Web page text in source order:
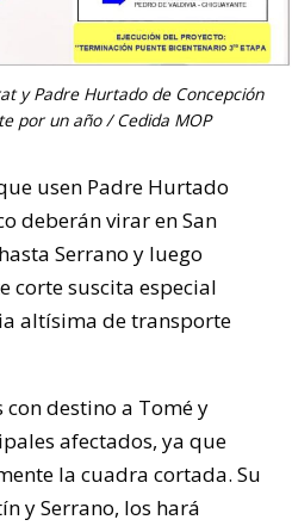
y Padre Hurtado de Concepción
por un año / Cedida MOP
usen Padre Hurtado
deberán virar en San
Serrano y luego
corte suscita especial
altísima de transporte
destino a Tomé y
afectados, ya que
la cuadra cortada. Su
y Serrano, los hará